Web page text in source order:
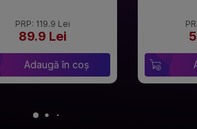
PRP: 119.9 Lei
89.9 Lei
Adaugă în coș